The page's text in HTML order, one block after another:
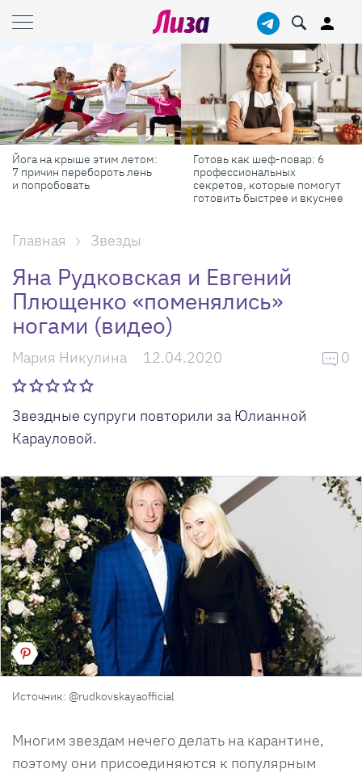
Готовь как шеф-повар: 6
профессиональных
секретов, которые помогут
Масштабные приключения:
самые красивые фестивали
России в августе
Главная Звезды
Яна Рудковская и Евгений
Плющенко «поменялись»
ногами (видео)
Мария Никулина 12.04.2020 0
Звездные супруги повторили за Юлианной
Карауловой.
Источник: @rudkovskayaofficial
Многим звездам нечего делать на карантине,
поэтому они присоединяются к популярным